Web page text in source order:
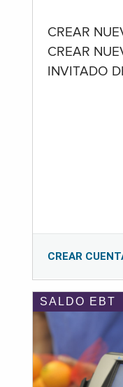
CREAR
CREAR
INVITADO
CREAR
SALDO EBT